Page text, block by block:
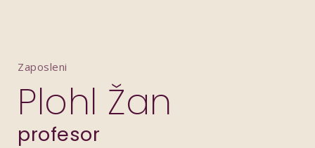
Zaposleni
Plohl Žan
profesor